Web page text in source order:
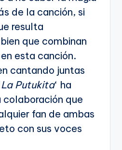
de la canción, si
resulta
que combinan
esta canción.
cantando juntas
La Putukita‘ ha
que
fan de ambas
con sus voces